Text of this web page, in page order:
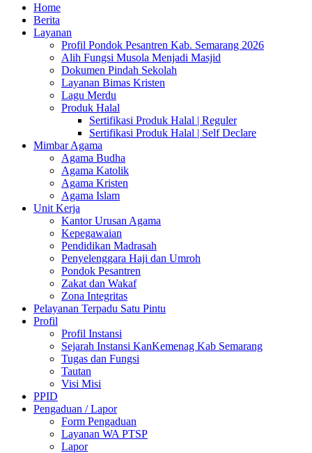
Home
Berita
Layanan
Profil Pondok Pesantren Kab. Semarang 2026
Alih Fungsi Musola Menjadi Masjid
Dokumen Pindah Sekolah
Layanan Bimas Kristen
Lagu Merdu
Produk Halal
Sertifikasi Produk Halal | Reguler
Sertifikasi Produk Halal | Self Declare
Mimbar Agama
Agama Budha
Agama Katolik
Agama Kristen
Agama Islam
Unit Kerja
Kantor Urusan Agama
Kepegawaian
Pendidikan Madrasah
Penyelenggara Haji dan Umroh
Pondok Pesantren
Zakat dan Wakaf
Zona Integritas
Pelayanan Terpadu Satu Pintu
Profil
Profil Instansi
Sejarah Instansi KanKemenag Kab Semarang
Tugas dan Fungsi
Tautan
Visi Misi
PPID
Pengaduan / Lapor
Form Pengaduan
Layanan WA PTSP
Lapor